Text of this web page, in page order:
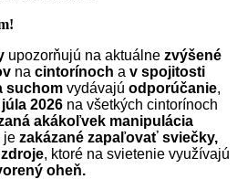
upozorňujú na aktuálne zvýšené
na cintorínoch a v spojitosti
suchom vydávajú odporúčanie,
2026 na všetkých cintorínoch
akákoľvek manipulácia
zakázané zapaľovať sviečky,
, ktoré na svietenie využívajú
oheň.